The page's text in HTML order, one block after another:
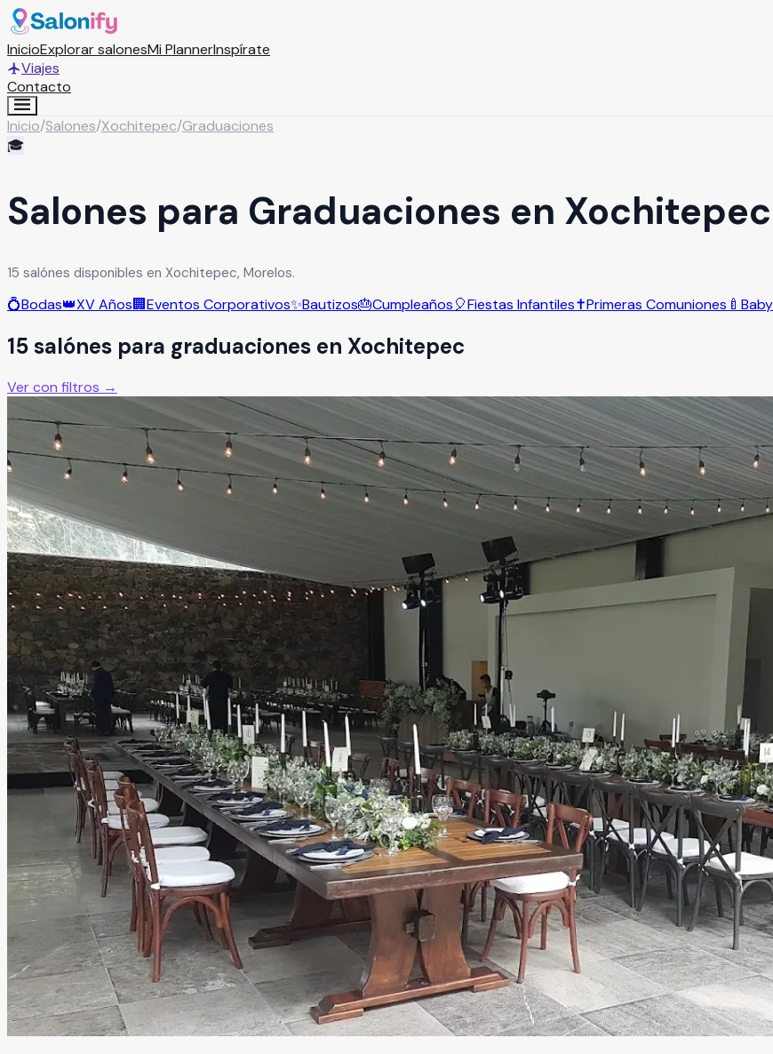
InicioExplorar salonesMi PlannerInspírate
Viajes
Contacto
Inicio/Salones/Xochitepec/Graduaciones
🎓
Salones para Graduaciones en Xochitepec
15 salónes disponibles en Xochitepec, Morelos.
💍Bodas👑XV Años🏢Eventos Corporativos✨Bautizos🎂Cumpleaños🎈Fiestas Infantiles✝️Primeras Comuniones 🍼
15salónes para graduaciones en Xochitepec
Ver con filtros →